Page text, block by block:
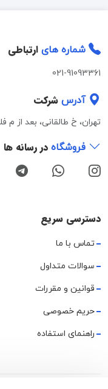
شماره های ارتباطی
021-91093361
آدرس شرکت
تهران، خ طالقانی، بعد از م
فروشگاه در رسانه ها
دسترسی سریع
تماس با ما
سوالات متداول
قوانین و مقررات
حریم خصوصی
راهنمای استفاده